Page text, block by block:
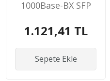
1000Base-BX SFP
1.121,41 TL
Sepete Ekle